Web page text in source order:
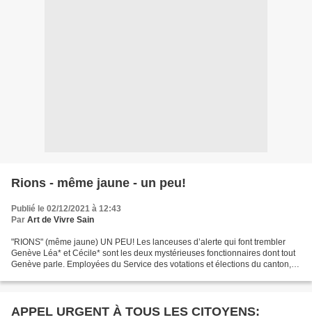
Rions - même jaune - un peu!
Publié le 02/12/2021 à 12:43
Par Art de Vivre Sain
"RIONS" (même jaune) UN PEU! Les lanceuses d’alerte qui font trembler
Genève Léa* et Cécile* sont les deux mystérieuses fonctionnaires dont tout
Genève parle. Employées du Service des votations et élections du canton,
APPEL URGENT À TOUS LES CITOYENS: